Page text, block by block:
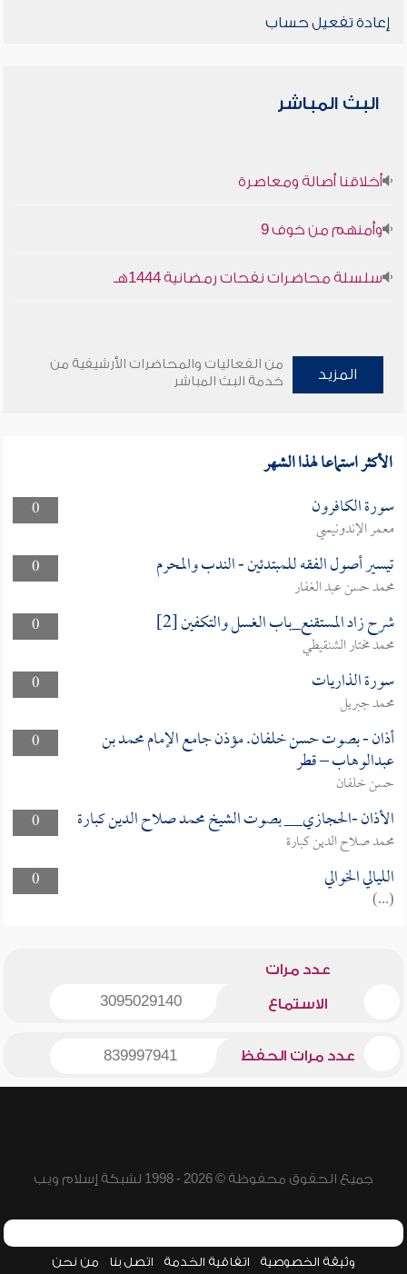
إعادة تفعيل حساب
البث المباشر
أخلاقنا أصالة ومعاصرة
وأمنهم من خوف 9
سلسلة محاضرات نفحات رمضانية 1444هـ
المزيد
من الفعاليات والمحاضرات الأرشيفية من
خدمة البث المباشر
الأكثر استماعا لهذا الشهر
0 سورة الكافرون
معمر الإندونيسي
0
تيسير أصول الفقه للمبتدئين - الندب والمحرم
محمد حسن عبد الغفار
0
شرح زاد المستقنع_باب الغسل والتكفين [2]
محمد مختار الشنقيطي
0
سورة الذاريات
محمد جبريل
0
أذان - بصوت حسن خلفان. مؤذن جامع الإمام محمد بن
عبدالوهاب – قطر
حسن خلفان
0
الأذان -الحجازي__ بصوت الشيخ محمد صلاح الدين كبارة
محمد صلاح الدين كبارة
0
الليالي الخوالي
(...)
عدد مرات
الاستماع 3095029140
عدد مرات الحفظ 839997941
جميع الحقوق محفوظة © 2026 - 1998 لشبكة إسلام ويب
وثيقة الخصوصية اتفاقية الخدمة اتصل بنا من نحن